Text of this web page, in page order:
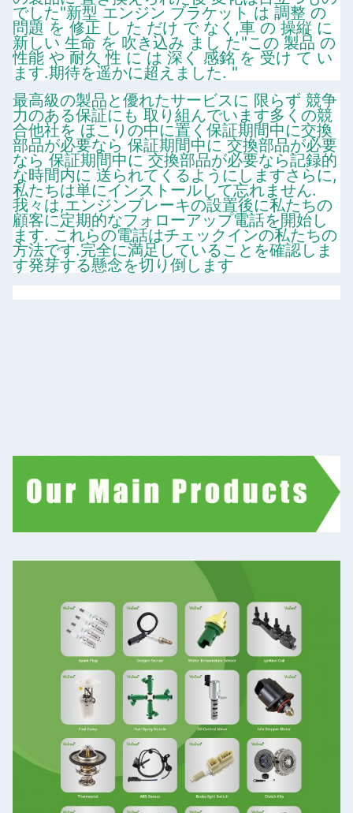
でした"新型 エンジン ブラケット は 調整 の
問題 を 修正 し た だけ で なく,車 の 操縦 に
新しい 生命 を 吹き込み まし た"この 製品 の
性能 や 耐久 性 に は 深く 感銘 を 受け て い
ます.期待を遥かに超えました. "
最高級の製品と優れたサービスに 限らず 競争
力のある保証にも 取り組んでいます多くの競
合他社を ほこりの中に置く保証期間中に交換
部品が必要なら 保証期間中に 交換部品が必要
なら 保証期間中に 交換部品が必要なら記録的
な時間内に 送られてくるようにしますさらに,
私たちは単にインストールして忘れません.
我々は,エンジンブレーキの設置後に私たちの
顧客に定期的なフォローアップ電話を開始し
ます. これらの電話はチェックインの私たちの
方法です.完全に満足していることを確認しま
す発芽する懸念を切り倒します